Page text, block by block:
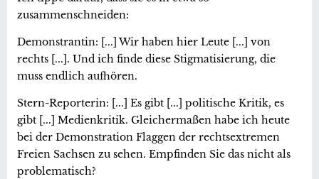
zusammenschneiden:
Demonstrantin: [...] Wir haben hier Leute [...] von
rechts [...]. Und ich finde diese Stigmatisierung, die
muss endlich aufhören.
Stern-Reporterin: [...] Es gibt [...] politische Kritik, es
gibt [...] Medienkritik. Gleichermaßen habe ich heute
bei der Demonstration Flaggen der rechtsextremen
Freien Sachsen zu sehen. Empfinden Sie das nicht als
problematisch?